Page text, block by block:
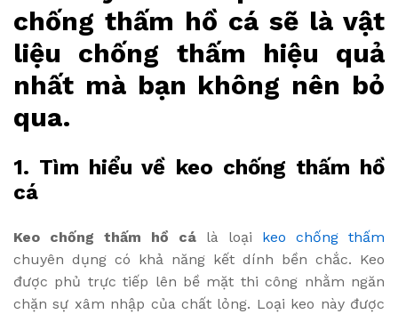
chống thấm hồ cá sẽ là vật
liệu chống thấm hiệu quả
nhất mà bạn không nên bỏ
qua.
1. Tìm hiểu về keo chống thấm hồ
cá
Keo chống thấm hồ cá là loại keo chống thấm
chuyên dụng có khả năng kết dính bền chắc. Keo
được phủ trực tiếp lên bề mặt thi công nhằm ngăn
chặn sự xâm nhập của chất lỏng. Loại keo này được